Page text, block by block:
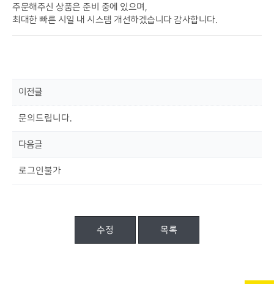
주문해주신 상품은 준비 중에 있으며,
최대한 빠른 시일 내 시스템 개선하겠습니다 감사합니다.
이전글
문의드립니다.
다음글
로그인불가
수정 목록